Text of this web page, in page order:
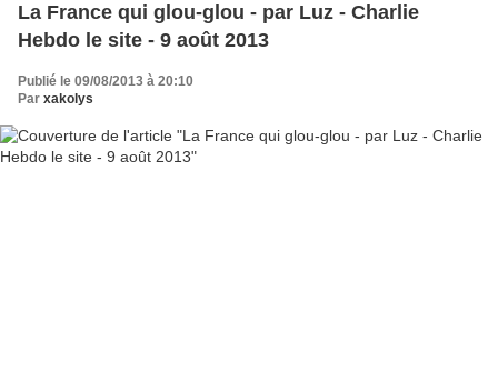
La France qui glou-glou - par Luz - Charlie
Hebdo le site - 9 août 2013
Publié le 09/08/2013 à 20:10
Par xakolys